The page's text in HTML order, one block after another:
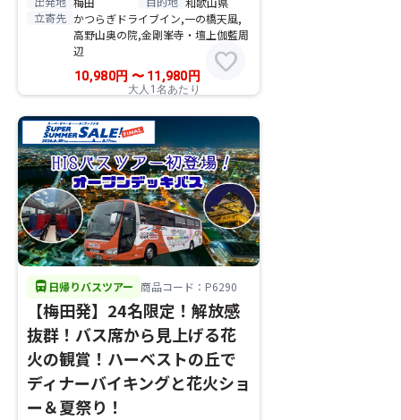
立寄先 かつらぎドライブイン,一の橋天風,
高野山奥の院,金剛峯寺・壇上伽藍周
辺
10,980円 〜11,980円
大人1名あたり
favorite
directions_bus 日帰りバスツアー 商品コード：P6290
【梅田発】24名限定！解放感
抜群！バス席から見上げる花
火の観賞！ハーベストの丘で
ディナーバイキングと花火ショ
ー＆夏祭り！